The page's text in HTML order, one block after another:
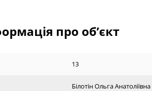
про об’єкт
13
Білотін Ольга Анатоліївна